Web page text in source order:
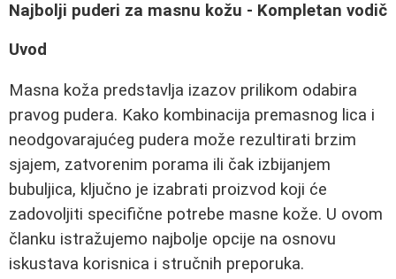
Najbolji puderi za masnu kožu - Kompletan vodič
Uvod
Masna koža predstavlja izazov prilikom odabira
pravog pudera. Kako kombinacija premasnog lica i
neodgovarajućeg pudera može rezultirati brzim
sjajem, zatvorenim porama ili čak izbijanjem
bubuljica, ključno je izabrati proizvod koji će
zadovoljiti specifične potrebe masne kože. U ovom
članku istražujemo najbolje opcije na osnovu
iskustava korisnica i stručnih preporuka.